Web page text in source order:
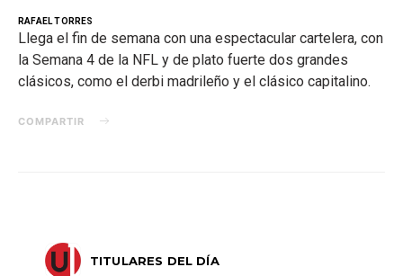
RAFAEL TORRES
Llega el fin de semana con una espectacular cartelera, con
la Semana 4 de la NFL y de plato fuerte dos grandes
clásicos, como el derbi madrileño y el clásico capitalino.
COMPARTIR
TITULARES DEL DÍA